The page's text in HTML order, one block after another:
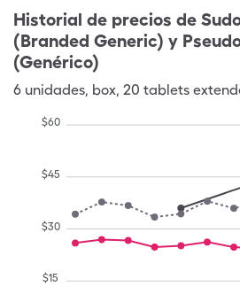
Historial de precios de
(Branded Generic) y
(Genérico)
6 unidades, box, 20 tablets
$15
$30
$45
$60